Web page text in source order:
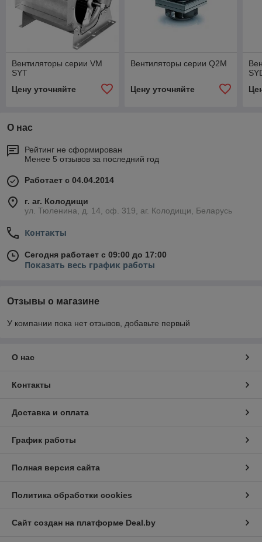
Вентиляторы серии VM
SYT
Цену уточняйте
Вентиляторы серии Q2M
Цену уточняйте
О нас
Рейтинг не сформирован
Менее 5 отзывов за последний год
Работает с 04.04.2014
г. аг. Колодищи
ул. Тюленина, д. 14, оф. 319, аг. Колодищи, Беларусь
Контакты
Сегодня работает с 09:00 до 17:00
Показать весь график работы
Отзывы о магазине
У компании пока нет отзывов, добавьте первый
О нас
Контакты
Доставка и оплата
График работы
Полная версия сайта
Политика обработки cookies
Сайт создан на платформе Deal.by